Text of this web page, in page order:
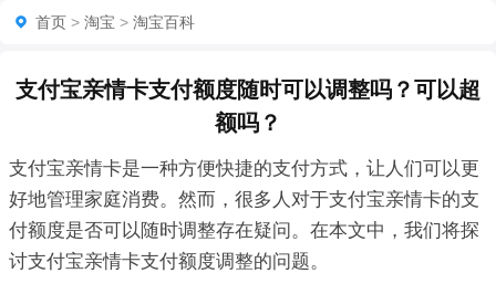
首页 > 淘宝 > 淘宝百科
支付宝亲情卡支付额度随时可以调整吗？可以超
额吗？
支付宝亲情卡是一种方便快捷的支付方式，让人们可以更
好地管理家庭消费。然而，很多人对于支付宝亲情卡的支
付额度是否可以随时调整存在疑问。在本文中，我们将探
讨支付宝亲情卡支付额度调整的问题。